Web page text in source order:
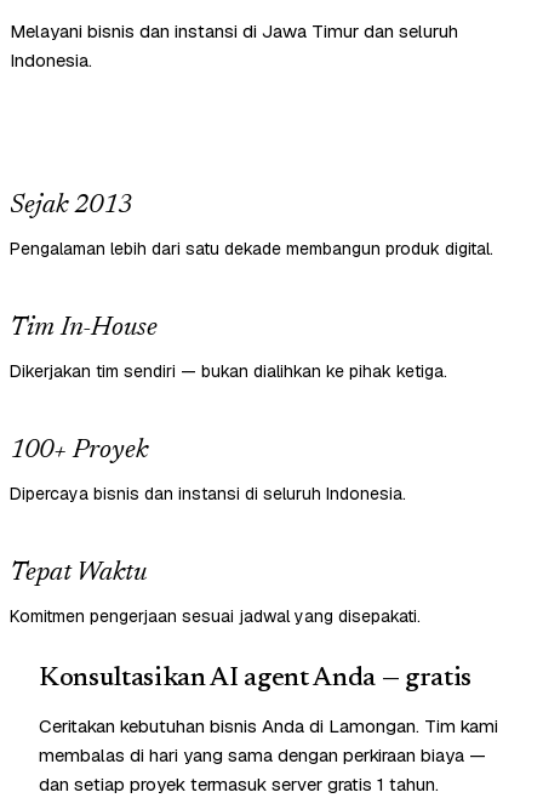
Melayani bisnis dan instansi di Jawa Timur dan seluruh
Indonesia.
Sejak 2013
Pengalaman lebih dari satu dekade membangun produk digital.
Tim In-House
Dikerjakan tim sendiri — bukan dialihkan ke pihak ketiga.
100+ Proyek
Dipercaya bisnis dan instansi di seluruh Indonesia.
Tepat Waktu
Komitmen pengerjaan sesuai jadwal yang disepakati.
Konsultasikan AI agent Anda — gratis
Ceritakan kebutuhan bisnis Anda di Lamongan. Tim kami
membalas di hari yang sama dengan perkiraan biaya —
dan setiap proyek termasuk server gratis 1 tahun.